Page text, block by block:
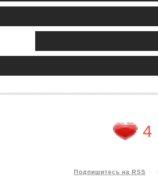
4
Подпишитесь на RSS